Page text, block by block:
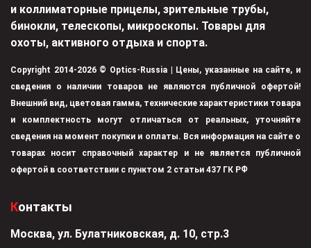
и коллиматорные прицелы, зрительные трубы,
бинокли, телескопы, микроскопы. Товары для
охоты, активного отдыха и спорта.
Copyright 2014-2026 © Optics-Russia | Цены, указанные на сайте, и
сведения о наличии товаров не являются публичной офертой!
Внешний вид, цветовая гамма, технические характеристики товара
и комплектность могут отличаться от реальных, уточняйте
сведения на момент покупки и оплаты. Вся информация на сайте о
товарах носит справочный характер и не является публичной
офертой в соответствии с пунктом 2 статьи 437 ГК РФ
Контакты
Москва, ул. Булатниковская, д. 10, стр.3